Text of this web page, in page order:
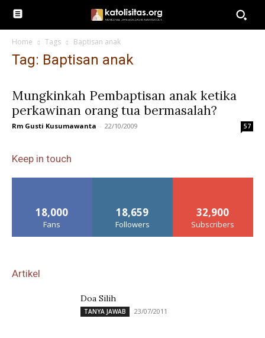
Home Tags Baptisan anak
Tag: Baptisan anak
Mungkinkah Pembaptisan anak ketika
perkawinan orang tua bermasalah?
Rm Gusti Kusumawanta - 22/10/2009 57
Keep in touch
18,000
Fans
18,659
Followers
32,900
Subscribers
Artikel
Doa Silih
TANYA JAWAB 23/07/2011